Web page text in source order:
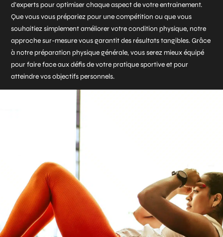
d’experts pour optimiser chaque aspect de votre entrainement.
Que vous vous prépariez pour une compétition ou que vous
souhaitiez simplement améliorer votre condition physique, notre
approche sur-mesure vous garantit des résultats tangibles. Grâce
à notre préparation physique générale, vous serez mieux équipé
pour faire face aux défis de votre pratique sportive et pour
atteindre vos objectifs personnels.